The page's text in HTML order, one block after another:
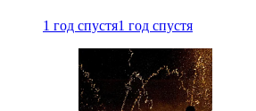
1 год спустя1 год спустя